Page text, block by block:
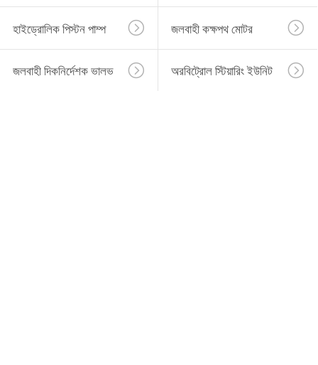
হাইড্রোলিক পিস্টন পাম্প জলবাহী কক্ষপথ মোটর
জলবাহী দিকনির্দেশক ভালভ অরবিট্রোল স্টিয়ারিং ইউনিট